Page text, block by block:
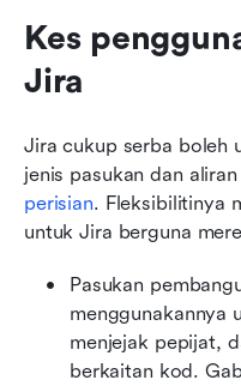
Kes
Jira
Jira cukup serba boleh
jenis pasukan dan
perisian. Fleksibilitinya
untuk Jira berguna
Pasukan
menggunakannya
menjejak pepijat,
berkaitan kod.